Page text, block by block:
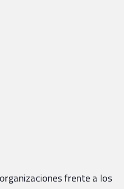
frente a los